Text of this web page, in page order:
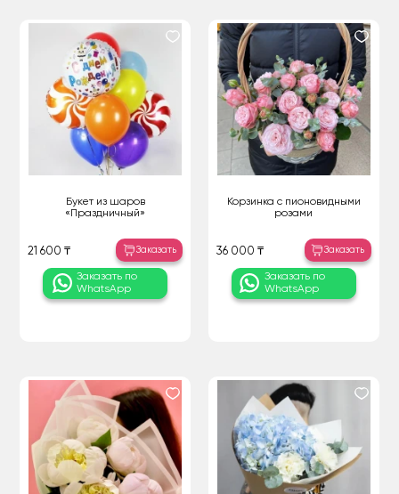
Букет из шаров
«Праздничный»
21 600 ₸ Заказать
Заказать по
WhatsApp
Корзинка с пионовидными
розами
36 000 ₸ Заказать
Заказать по
WhatsApp